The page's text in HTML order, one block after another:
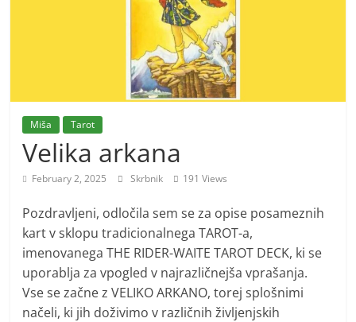
m
o
Miša Tarot
Velika arkana
February 2, 2025 Skrbnik 191 Views
Pozdravljeni, odločila sem se za opise posameznih
kart v sklopu tradicionalnega TAROT-a,
imenovanega THE RIDER-WAITE TAROT DECK, ki se
uporablja za vpogled v najrazličnejša vprašanja.
Vse se začne z VELIKO ARKANO, torej splošnimi
načeli, ki jih doživimo v različnih življenjskih